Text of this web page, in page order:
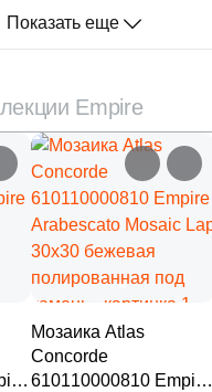
камень
Показать еще
Empire
Мозаика Atlas
Concorde
610110000810 Empire